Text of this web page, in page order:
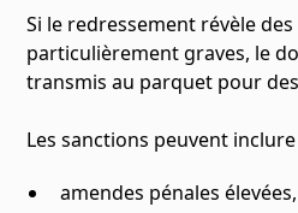
Si le redressement révèle
particulièrement graves, le
transmis au parquet pour
Les sanctions peuvent inclure
amendes pénales élevées,